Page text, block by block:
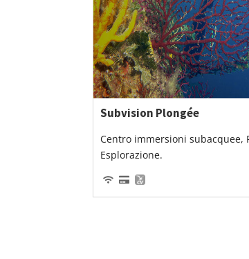
Subvision Plongée
Centro immersioni subacquee,
Esplorazione.